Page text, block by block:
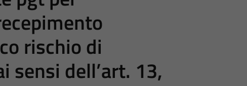
rischio di
sensi dell’art. 13,